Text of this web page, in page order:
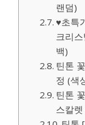
랜덤)
♥초특
크리
백)
틴톤
정 (색
틴톤
스칼